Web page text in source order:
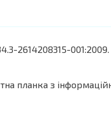
2614208315-001:2009.
планка з